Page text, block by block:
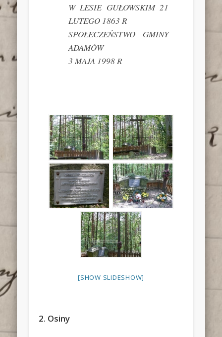
W LESIE GUŁOWSKIM 21
LUTEGO 1863 R
SPOŁECZEŃSTWO GMINY
ADAMÓW
3 MAJA 1998 R
[SHOW SLIDESHOW]
2. Osiny